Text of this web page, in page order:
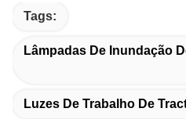
Tags:
Lâmpadas De Inundação
Luzes De Trabalho De